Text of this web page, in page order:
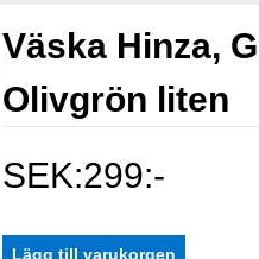
Väska Hinza,
Olivgrön liten
SEK:299:-